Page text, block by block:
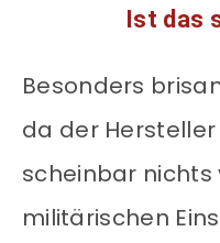
Ist das
Besonders
da der
scheinbar nichts
militärischen